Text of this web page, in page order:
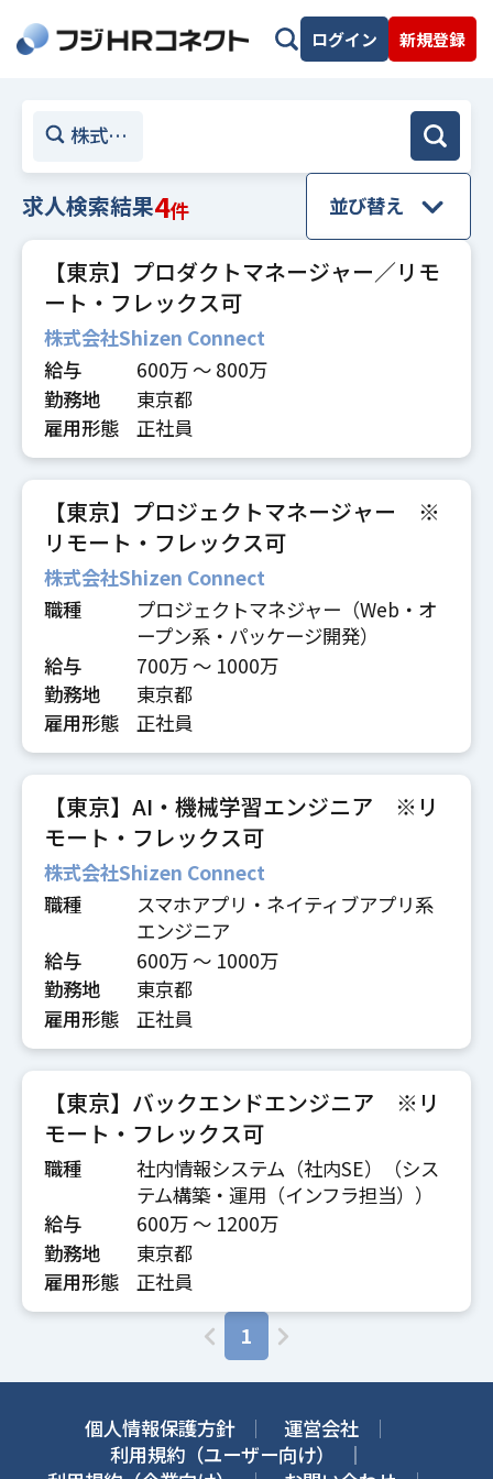
ログイン 新規登録
株式会社Shizen Connect
求人検索結果4件
【東京】プロダクトマネージャー／リモ
ート・フレックス可
株式会社Shizen Connect
給与
600万 〜 800万
勤務地
東京都
雇用形態
正社員
【東京】プロジェクトマネージャー ※
リモート・フレックス可
株式会社Shizen Connect
職種
プロジェクトマネジャー（Web・オ
ープン系・パッケージ開発）
給与
700万 〜 1000万
勤務地
東京都
雇用形態
正社員
【東京】AI・機械学習エンジニア ※リ
モート・フレックス可
株式会社Shizen Connect
職種
スマホアプリ・ネイティブアプリ系
エンジニア
給与
600万 〜 1000万
勤務地
東京都
雇用形態
正社員
【東京】バックエンドエンジニア ※リ
モート・フレックス可
職種
社内情報システム（社内SE）（シス
テム構築・運用（インフラ担当））
給与
600万 〜 1200万
勤務地
東京都
雇用形態
正社員
1
個人情報保護方針
運営会社
利用規約（ユーザー向け）